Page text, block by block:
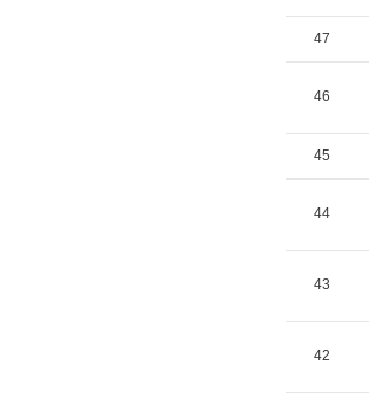
47
46
45
44
43
42